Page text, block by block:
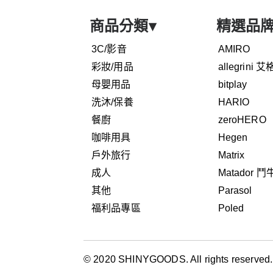
商品分類▾
3C/影音
彩妝/用品
母嬰用品
洗沐/保養
餐廚
咖啡用具
戶外旅行
成人
其他
福利品專區
精選品
AMIRO
allegrini 艾
bitplay
HARIO
zeroHERO
Hegen
Matrix
Matador 鬥
Parasol
Poled
© 2020 SHINYGOODS. All rights reserved.